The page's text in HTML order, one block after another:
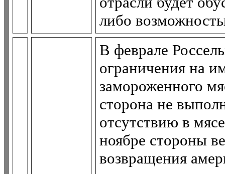
либо
В феврале
ограничения на
замороженного
сторона не
отсутствию в
ноябре стороны
возвращения